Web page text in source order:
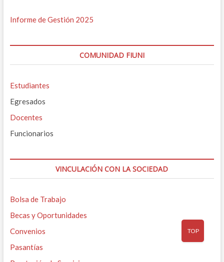
Informe de Gestión 2025
COMUNIDAD FIUNI
Estudiantes
Egresados
Docentes
Funcionarios
VINCULACIÓN CON LA SOCIEDAD
Bolsa de Trabajo
Becas y Oportunidades
Convenios
Pasantías
TOP